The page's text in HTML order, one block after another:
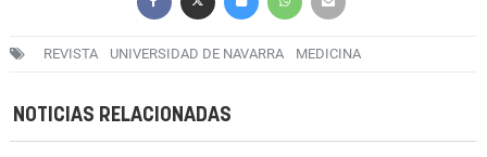
REVISTA UNIVERSIDAD DE NAVARRA MEDICINA
NOTICIAS RELACIONADAS